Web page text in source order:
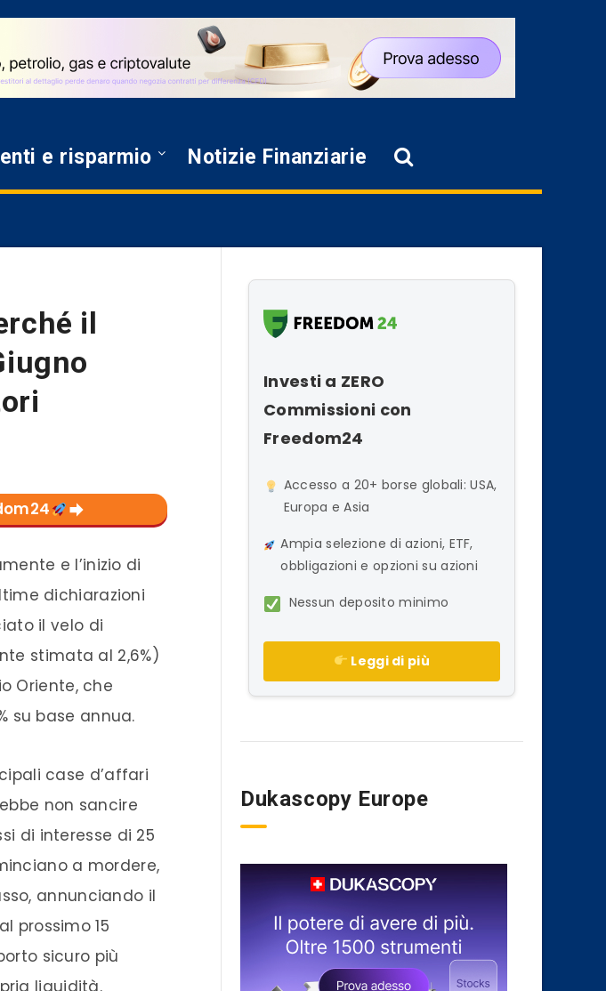
e risparmio Notizie Finanziarie
il
e l’inizio di
dichiarazioni
il velo di
stimata al 2,6%)
Oriente, che
su base annua.
case d’affari
non sancire
di interesse di 25
a mordere,
annunciando il
prossimo 15
sicuro più
liquidità.
Investi a ZERO
Commissioni con
Freedom24
Accesso a 20+ borse globali: USA,
Europa e Asia
Ampia selezione di azioni, ETF,
obbligazioni e opzioni su azioni
Nessun deposito minimo
Leggi di più
Dukascopy Europe